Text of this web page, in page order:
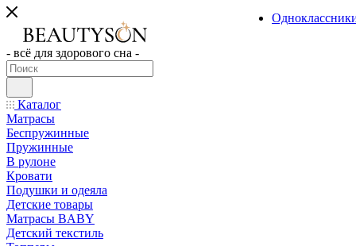
- всё для здорового сна -
Каталог
Матрасы
Беспружинные
Пружинные
В рулоне
Кровати
Подушки и одеяла
Детские товары
Матрасы BABY
Детский текстиль